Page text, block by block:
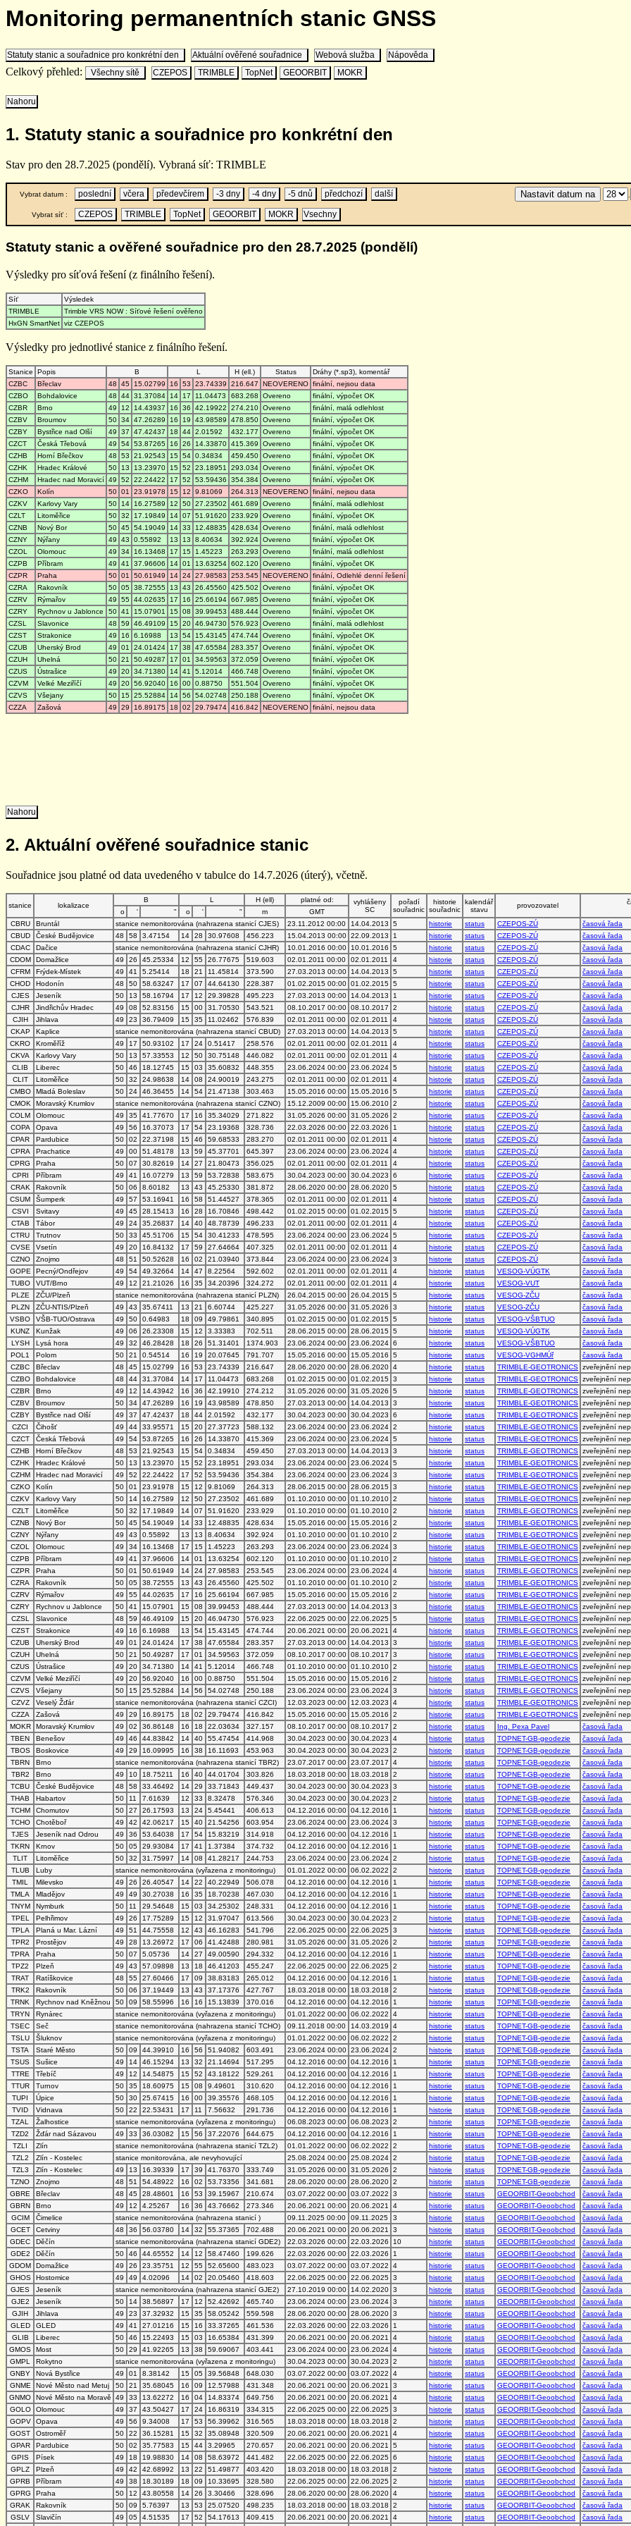
Monitoring permanentních stanic GNSS
Statuty stanic a souřadnice pro konkrétní den Aktuální ověřené souřadnice Webová služba Nápověda
Celkový přehled: Všechny sítě CZEPOS TRIMBLE TopNet GEOORBIT MOKR
Nahoru
1. Statuty stanic a souřadnice pro konkrétní den
Stav pro den 28.7.2025 (pondělí). Vybraná síť: TRIMBLE
Vybrat datum : poslední včera předevčírem -3 dny -4 dny -5 dnů předchozí další .
Vybrat síť : CZEPOS TRIMBLE TopNet GEOORBIT MOKR Vsechny
Statuty stanic a ověřené souřadnice pro den 28.7.2025 (pondělí)
Výsledky pro síťová řešení (z finálního řešení).
Síť
Výsledek
TRIMBLE
Trimble VRS NOW : Síťové řešení ověřeno
HxGN SmartNet viz CZEPOS
Výsledky pro jednotlivé stanice z finálního řešení.
Stanice Popis B L H (ell.) Status
Dráhy (*.sp3), komentář
CZBC
Břeclav 48 45 15.02799 16 53 23.74339 216.647 NEOVERENO finální, nejsou data
CZBO
Bohdalovice 48 44 31.37084 14 17 11.04473 683.268 Overeno
finální, výpočet OK
CZBR
Brno 49 12 14.43937 16 36 42.19922 274.210 Overeno
finální, malá odlehlost
CZBV
Broumov 50 34 47.26289 16 19 43.98589 478.850 Overeno
finální, výpočet OK
CZBY
Bystřice nad Olší 49 37 47.42437 18 44 2.01592 432.177 Overeno
finální, výpočet OK
CZCT
Česká Třebová 49 54 53.87265 16 26 14.33870 415.369 Overeno
finální, výpočet OK
CZHB
Horní Břečkov 48 53 21.92543 15 54 0.34834 459.450 Overeno
finální, výpočet OK
CZHK
Hradec Králové 50 13 13.23970 15 52 23.18951 293.034 Overeno
finální, výpočet OK
CZHM
Hradec nad Moravicí 49 52 22.24422 17 52 53.59436 354.384 Overeno
finální, výpočet OK
CZKO
Kolín 50 01 23.91978 15 12 9.81069 264.313 NEOVERENO finální, nejsou data
CZKV
Karlovy Vary 50 14 16.27589 12 50 27.23502 461.689 Overeno
finální, malá odlehlost
CZLT
Litoměřice 50 32 17.19849 14 07 51.91620 233.929 Overeno
finální, výpočet OK
CZNB
Nový Bor 50 45 54.19049 14 33 12.48835 428.634 Overeno
finální, malá odlehlost
CZNY
Nýřany 49 43 0.55892 13 13 8.40634 392.924 Overeno
finální, výpočet OK
CZOL
Olomouc 49 34 16.13468 17 15 1.45223 263.293 Overeno
finální, malá odlehlost
CZPB
Příbram 49 41 37.96606 14 01 13.63254 602.120 Overeno
finální, výpočet OK
CZPR
Praha 50 01 50.61949 14 24 27.98583 253.545 NEOVERENO finální, Odlehlé denní řešení
CZRA
Rakovník 50 05 38.72555 13 43 26.45560 425.502 Overeno
finální, výpočet OK
CZRV
Rýmařov 49 55 44.02635 17 16 25.66194 667.985 Overeno
finální, výpočet OK
CZRY
Rychnov u Jablonce 50 41 15.07901 15 08 39.99453 488.444 Overeno
finální, výpočet OK
CZSL
Slavonice 48 59 46.49109 15 20 46.94730 576.923 Overeno
finální, malá odlehlost
CZST
Strakonice 49 16 6.16988 13 54 15.43145 474.744 Overeno
finální, výpočet OK
CZUB
Uherský Brod 49 01 24.01424 17 38 47.65584 283.357 Overeno
finální, výpočet OK
CZUH
Uhelná 50 21 50.49287 17 01 34.59563 372.059 Overeno
finální, výpočet OK
CZUS
Ústrašice 49 20 34.71380 14 41 5.12014 466.748 Overeno
finální, výpočet OK
CZVM
Velké Meziříčí 49 20 56.92040 16 00 0.88750 551.504 Overeno
finální, výpočet OK
CZVS
Všejany 50 15 25.52884 14 56 54.02748 250.188 Overeno
finální, výpočet OK
CZZA
Zašová 49 29 16.89175 18 02 29.79474 416.842 NEOVERENO finální, nejsou data
Nahoru
2. Aktuální ověřené souřadnice stanic
Souřadnice jsou platné od data uvedeného v tabulce do 14.7.2026 (úterý), včetně.
stanice lokalizace
B L H (ell) platné od:
vyhlášeny
SC
pořadí
souřadnic
historie
souřadnic
kalendář
stavu
provozovatel
o ' " o ' " m
GMT
CBRU
Bruntál stanice nemonitorována (nahrazena stanicí CJES) 23.11.2012 00:00 14.04.2013 5 historie status CZEPOS-ZÚ
časová řada
CBUD
České Budějovice 48 58 3.47154 14 28 30.97608 456.223 15.04.2013 00:00 22.09.2013 1 historie status CZEPOS-ZÚ
časová řada
CDAC
Dačice stanice nemonitorována (nahrazena stanicí CJHR) 10.01.2016 00:00 10.01.2016 5 historie status CZEPOS-ZÚ
časová řada
CDOM
Domažlice 49 26 45.25334 12 55 26.77675 519.603 02.01.2011 00:00 02.01.2011 4 historie status CZEPOS-ZÚ
časová řada
CFRM
Frýdek-Místek 49 41 5.25414 18 21 11.45814 373.590 27.03.2013 00:00 14.04.2013 5 historie status CZEPOS-ZÚ
časová řada
CHOD
Hodonín 48 50 58.63247 17 07 44.64130 228.387 01.02.2015 00:00 01.02.2015 5 historie status CZEPOS-ZÚ
časová řada
CJES
Jeseník 50 13 58.16794 17 12 29.39828 495.223 27.03.2013 00:00 14.04.2013 1 historie status CZEPOS-ZÚ
časová řada
CJHR
Jindřichův Hradec 49 08 52.83156 15 00 31.70530 543.521 08.10.2017 00:00 08.10.2017 2 historie status CZEPOS-ZÚ
časová řada
CJIH
Jihlava 49 23 36.79409 15 35 11.02462 576.839 02.01.2011 00:00 02.01.2011 4 historie status CZEPOS-ZÚ
časová řada
CKAP
Kaplice stanice nemonitorována (nahrazena stanicí CBUD) 27.03.2013 00:00 14.04.2013 5 historie status CZEPOS-ZÚ
časová řada
CKRO
Kroměříž 49 17 50.93102 17 24 0.51417 258.576 02.01.2011 00:00 02.01.2011 4 historie status CZEPOS-ZÚ
časová řada
CKVA
Karlovy Vary 50 13 57.33553 12 50 30.75148 446.082 02.01.2011 00:00 02.01.2011 4 historie status CZEPOS-ZÚ
časová řada
CLIB
Liberec 50 46 18.12745 15 03 35.60832 448.355 23.06.2024 00:00 23.06.2024 5 historie status CZEPOS-ZÚ
časová řada
CLIT
Litoměřice 50 32 24.98638 14 08 24.90019 243.275 02.01.2011 00:00 02.01.2011 4 historie status CZEPOS-ZÚ
časová řada
CMBO
Mladá Boleslav 50 24 46.36455 14 54 21.47138 303.463 15.05.2016 00:00 15.05.2016 5 historie status CZEPOS-ZÚ
časová řada
CMOK
Moravský Krumlov stanice nemonitorována (nahrazena stanicí CZNO) 15.12.2009 00:00 15.06.2010 2 historie status CZEPOS-ZÚ
časová řada
COLM
Olomouc 49 35 41.77670 17 16 35.34029 271.822 31.05.2026 00:00 31.05.2026 2 historie status CZEPOS-ZÚ
časová řada
COPA
Opava 49 56 16.37073 17 54 23.19368 328.736 22.03.2026 00:00 22.03.2026 1 historie status CZEPOS-ZÚ
časová řada
CPAR
Pardubice 50 02 22.37198 15 46 59.68533 283.270 02.01.2011 00:00 02.01.2011 4 historie status CZEPOS-ZÚ
časová řada
CPRA
Prachatice 49 00 51.48178 13 59 45.37701 645.397 23.06.2024 00:00 23.06.2024 4 historie status CZEPOS-ZÚ
časová řada
CPRG
Praha 50 07 30.82619 14 27 21.80473 356.025 02.01.2011 00:00 02.01.2011 4 historie status CZEPOS-ZÚ
časová řada
CPRI
Příbram 49 41 16.07279 13 59 53.72838 583.675 30.04.2023 00:00 30.04.2023 6 historie status CZEPOS-ZÚ
časová řada
CRAK
Rakovník 50 06 8.60182 13 43 45.25330 381.872 28.06.2020 00:00 28.06.2020 5 historie status CZEPOS-ZÚ
časová řada
CSUM
Šumperk 49 57 53.16941 16 58 51.44527 378.365 02.01.2011 00:00 02.01.2011 4 historie status CZEPOS-ZÚ
časová řada
CSVI
Svitavy 49 45 28.15413 16 28 16.70846 498.442 01.02.2015 00:00 01.02.2015 5 historie status CZEPOS-ZÚ
časová řada
CTAB
Tábor 49 24 35.26837 14 40 48.78739 496.233 02.01.2011 00:00 02.01.2011 4 historie status CZEPOS-ZÚ
časová řada
CTRU
Trutnov 50 33 45.51706 15 54 30.41233 478.595 23.06.2024 00:00 23.06.2024 5 historie status CZEPOS-ZÚ
časová řada
CVSE
Vsetín 49 20 16.84132 17 59 27.64664 407.325 02.01.2011 00:00 02.01.2011 4 historie status CZEPOS-ZÚ
časová řada
CZNO
Znojmo 48 51 50.52628 16 02 21.03940 373.844 23.06.2024 00:00 23.06.2024 3 historie status CZEPOS-ZÚ
časová řada
GOPE
Pecný/Ondřejov 49 54 49.32664 14 47 8.22564 592.602 02.01.2011 00:00 02.01.2011 4 historie status VESOG-VÚGTK
časová řada
TUBO
VUT/Brno 49 12 21.21026 16 35 34.20396 324.272 02.01.2011 00:00 02.01.2011 4 historie status VESOG-VUT
časová řada
PLZE
ZČU/Plzeň stanice nemonitorována (nahrazena stanicí PLZN) 26.04.2015 00:00 26.04.2015 5 historie status VESOG-ZČU
časová řada
PLZN
ZČU-NTIS/Plzeň 49 43 35.67411 13 21 6.60744 425.227 31.05.2026 00:00 31.05.2026 3 historie status VESOG-ZČU
časová řada
VSBO
VŠB-TUO/Ostrava 49 50 0.64983 18 09 49.79861 340.895 01.02.2015 00:00 01.02.2015 5 historie status VESOG-VŠBTUO
časová řada
KUNZ
Kunžak 49 06 26.23308 15 12 3.33383 702.511 28.06.2015 00:00 28.06.2015 5 historie status VESOG-VÚGTK
časová řada
LYSH
Lysá hora 49 32 46.28428 18 26 51.31401 1374.903 23.06.2024 00:00 23.06.2024 6 historie status VESOG-VŠBTUO
časová řada
POL1
Polom 50 21 0.54514 16 19 20.07645 791.707 15.05.2016 00:00 15.05.2016 5 historie status VESOG-VGHMÚř
časová řada
CZBC
Břeclav 48 45 15.02799 16 53 23.74339 216.647 28.06.2020 00:00 28.06.2020 4 historie status TRIMBLE-GEOTRONICS zveřejnění
CZBO
Bohdalovice 48 44 31.37084 14 17 11.04473 683.268 01.02.2015 00:00 01.02.2015 3 historie status TRIMBLE-GEOTRONICS zveřejnění
CZBR
Brno 49 12 14.43942 16 36 42.19910 274.212 31.05.2026 00:00 31.05.2026 5 historie status TRIMBLE-GEOTRONICS zveřejnění
CZBV
Broumov 50 34 47.26289 16 19 43.98589 478.850 27.03.2013 00:00 14.04.2013 3 historie status TRIMBLE-GEOTRONICS zveřejnění
CZBY
Bystřice nad Olší 49 37 47.42437 18 44 2.01592 432.177 30.04.2023 00:00 30.04.2023 6 historie status TRIMBLE-GEOTRONICS zveřejnění
CZCI
Čihošť 49 44 33.95571 15 20 27.37723 588.132 23.06.2024 00:00 23.06.2024 2 historie status TRIMBLE-GEOTRONICS zveřejnění
CZCT
Česká Třebová 49 54 53.87265 16 26 14.33870 415.369 23.06.2024 00:00 23.06.2024 5 historie status TRIMBLE-GEOTRONICS zveřejnění
CZHB
Horní Břečkov 48 53 21.92543 15 54 0.34834 459.450 27.03.2013 00:00 14.04.2013 3 historie status TRIMBLE-GEOTRONICS zveřejnění
CZHK
Hradec Králové 50 13 13.23970 15 52 23.18951 293.034 23.06.2024 00:00 23.06.2024 5 historie status TRIMBLE-GEOTRONICS zveřejnění
CZHM
Hradec nad Moravicí 49 52 22.24422 17 52 53.59436 354.384 23.06.2024 00:00 23.06.2024 3 historie status TRIMBLE-GEOTRONICS zveřejnění
CZKO
Kolín 50 01 23.91978 15 12 9.81069 264.313 28.06.2015 00:00 28.06.2015 3 historie status TRIMBLE-GEOTRONICS zveřejnění
CZKV
Karlovy Vary 50 14 16.27589 12 50 27.23502 461.689 01.10.2010 00:00 01.10.2010 2 historie status TRIMBLE-GEOTRONICS zveřejnění
CZLT
Litoměřice 50 32 17.19849 14 07 51.91620 233.929 01.10.2010 00:00 01.10.2010 2 historie status TRIMBLE-GEOTRONICS zveřejnění
CZNB
Nový Bor 50 45 54.19049 14 33 12.48835 428.634 15.05.2016 00:00 15.05.2016 2 historie status TRIMBLE-GEOTRONICS zveřejnění
CZNY
Nýřany 49 43 0.55892 13 13 8.40634 392.924 01.10.2010 00:00 01.10.2010 2 historie status TRIMBLE-GEOTRONICS zveřejnění
CZOL
Olomouc 49 34 16.13468 17 15 1.45223 263.293 23.06.2024 00:00 23.06.2024 3 historie status TRIMBLE-GEOTRONICS zveřejnění
CZPB
Příbram 49 41 37.96606 14 01 13.63254 602.120 01.10.2010 00:00 01.10.2010 2 historie status TRIMBLE-GEOTRONICS zveřejnění
CZPR
Praha 50 01 50.61949 14 24 27.98583 253.545 23.06.2024 00:00 23.06.2024 4 historie status TRIMBLE-GEOTRONICS zveřejnění
CZRA
Rakovník 50 05 38.72555 13 43 26.45560 425.502 01.10.2010 00:00 01.10.2010 2 historie status TRIMBLE-GEOTRONICS zveřejnění
CZRV
Rýmařov 49 55 44.02635 17 16 25.66194 667.985 15.05.2016 00:00 15.05.2016 2 historie status TRIMBLE-GEOTRONICS zveřejnění
CZRY
Rychnov u Jablonce 50 41 15.07901 15 08 39.99453 488.444 27.03.2013 00:00 14.04.2013 3 historie status TRIMBLE-GEOTRONICS zveřejnění
CZSL
Slavonice 48 59 46.49109 15 20 46.94730 576.923 22.06.2025 00:00 22.06.2025 5 historie status TRIMBLE-GEOTRONICS zveřejnění
CZST
Strakonice 49 16 6.16988 13 54 15.43145 474.744 20.06.2021 00:00 20.06.2021 4 historie status TRIMBLE-GEOTRONICS zveřejnění
CZUB
Uherský Brod 49 01 24.01424 17 38 47.65584 283.357 27.03.2013 00:00 14.04.2013 3 historie status TRIMBLE-GEOTRONICS zveřejnění
CZUH
Uhelná 50 21 50.49287 17 01 34.59563 372.059 08.10.2017 00:00 08.10.2017 3 historie status TRIMBLE-GEOTRONICS zveřejnění
CZUS
Ústrašice 49 20 34.71380 14 41 5.12014 466.748 01.10.2010 00:00 01.10.2010 2 historie status TRIMBLE-GEOTRONICS zveřejnění
CZVM
Velké Meziříčí 49 20 56.92040 16 00 0.88750 551.504 15.05.2016 00:00 15.05.2016 2 historie status TRIMBLE-GEOTRONICS zveřejnění
CZVS
Všejany 50 15 25.52884 14 56 54.02748 250.188 23.06.2024 00:00 23.06.2024 3 historie status TRIMBLE-GEOTRONICS zveřejnění
CZVZ
Veselý Žďár stanice nemonitorována (nahrazena stanicí CZCI) 12.03.2023 00:00 12.03.2023 4 historie status TRIMBLE-GEOTRONICS zveřejnění
CZZA
Zašová 49 29 16.89175 18 02 29.79474 416.842 15.05.2016 00:00 15.05.2016 2 historie status TRIMBLE-GEOTRONICS zveřejnění
MOKR
Moravský Krumlov 49 02 36.86148 16 18 22.03634 327.157 08.10.2017 00:00 08.10.2017 2 historie status Ing. Pexa Pavel
časová řada
TBEN
Benešov 49 46 44.83842 14 40 55.47454 414.968 30.04.2023 00:00 30.04.2023 4 historie status TOPNET-GB-geodezie
časová řada
TBOS
Boskovice 49 29 16.09995 16 38 16.11693 453.963 30.04.2023 00:00 30.04.2023 2 historie status TOPNET-GB-geodezie
časová řada
TBRN
Brno stanice nemonitorována (nahrazena stanicí TBR2) 23.07.2017 00:00 23.07.2017 4 historie status TOPNET-GB-geodezie
časová řada
TBR2
Brno 49 10 18.75211 16 40 44.01704 303.826 18.03.2018 00:00 18.03.2018 2 historie status TOPNET-GB-geodezie
časová řada
TCBU
České Budějovice 48 58 33.46492 14 29 33.71843 449.437 30.04.2023 00:00 30.04.2023 3 historie status TOPNET-GB-geodezie
časová řada
THAB
Habartov 50 11 7.61639 12 33 8.32478 576.346 30.04.2023 00:00 30.04.2023 2 historie status TOPNET-GB-geodezie
časová řada
TCHM
Chomutov 50 27 26.17593 13 24 5.45441 406.613 04.12.2016 00:00 04.12.2016 1 historie status TOPNET-GB-geodezie
časová řada
TCHO
Chotěboř 49 42 42.06217 15 40 21.54256 603.954 23.06.2024 00:00 23.06.2024 3 historie status TOPNET-GB-geodezie
časová řada
TJES
Jeseník nad Odrou 49 36 53.64038 17 54 15.83219 314.918 04.12.2016 00:00 04.12.2016 1 historie status TOPNET-GB-geodezie
časová řada
TKRN
Krnov 50 05 29.93084 17 41 1.37384 374.732 04.12.2016 00:00 04.12.2016 1 historie status TOPNET-GB-geodezie
časová řada
TLIT
Litoměřice 50 32 31.75997 14 08 41.28217 244.753 23.06.2024 00:00 23.06.2024 2 historie status TOPNET-GB-geodezie
časová řada
TLUB
Luby stanice nemonitorována (vyřazena z monitoringu) 01.01.2022 00:00 06.02.2022 2 historie status TOPNET-GB-geodezie
časová řada
TMIL
Milevsko 49 26 26.40547 14 22 40.22949 506.078 04.12.2016 00:00 04.12.2016 1 historie status TOPNET-GB-geodezie
časová řada
TMLA
Mladějov 49 49 30.27038 16 35 18.70238 467.030 04.12.2016 00:00 04.12.2016 1 historie status TOPNET-GB-geodezie
časová řada
TNYM
Nymburk 50 11 29.54648 15 03 34.25302 248.331 04.12.2016 00:00 04.12.2016 1 historie status TOPNET-GB-geodezie
časová řada
TPEL
Pelhřimov 49 26 17.75289 15 12 31.97047 613.566 30.04.2023 00:00 30.04.2023 2 historie status TOPNET-GB-geodezie
časová řada
TPLA
Planá u Mar. Lázní 49 51 44.75558 12 43 46.16283 541.796 22.06.2025 00:00 22.06.2025 3 historie status TOPNET-GB-geodezie
časová řada
TPR2
Prostějov 49 28 13.26972 17 06 41.42488 280.981 31.05.2026 00:00 31.05.2026 2 historie status TOPNET-GB-geodezie
časová řada
TPRA
Praha 50 07 5.05736 14 27 49.00590 294.332 04.12.2016 00:00 04.12.2016 1 historie status TOPNET-GB-geodezie
časová řada
TPZ2
Plzeň 49 43 57.09898 13 18 46.41203 455.247 22.06.2025 00:00 22.06.2025 2 historie status TOPNET-GB-geodezie
časová řada
TRAT
Ratíškovice 48 55 27.60466 17 09 38.83183 265.012 04.12.2016 00:00 04.12.2016 1 historie status TOPNET-GB-geodezie
časová řada
TRK2
Rakovník 50 06 37.19449 13 43 37.17376 427.767 18.03.2018 00:00 18.03.2018 2 historie status TOPNET-GB-geodezie
časová řada
TRNK
Rychnov nad Kněžnou 50 09 58.55996 16 16 15.13839 370.016 04.12.2016 00:00 04.12.2016 1 historie status TOPNET-GB-geodezie
časová řada
TRYN
Rynárec stanice nemonitorována (vyřazena z monitoringu) 01.01.2022 00:00 06.02.2022 4 historie status TOPNET-GB-geodezie
časová řada
TSEC
Seč stanice nemonitorována (nahrazena stanicí TCHO) 09.11.2018 00:00 14.03.2019 4 historie status TOPNET-GB-geodezie
časová řada
TSLU
Šluknov stanice nemonitorována (vyřazena z monitoringu) 01.01.2022 00:00 06.02.2022 2 historie status TOPNET-GB-geodezie
časová řada
TSTA
Staré Město 50 09 44.39910 16 56 51.94082 603.491 23.06.2024 00:00 23.06.2024 2 historie status TOPNET-GB-geodezie
časová řada
TSUS
Sušice 49 14 46.15294 13 32 21.14694 517.295 04.12.2016 00:00 04.12.2016 1 historie status TOPNET-GB-geodezie
časová řada
TTRE
Třebíč 49 12 14.54875 15 52 43.18122 529.261 04.12.2016 00:00 04.12.2016 1 historie status TOPNET-GB-geodezie
časová řada
TTUR
Turnov 50 35 18.60975 15 08 9.49601 310.620 04.12.2016 00:00 04.12.2016 1 historie status TOPNET-GB-geodezie
časová řada
TUPI
Úpice 50 30 25.67415 16 00 39.35576 468.105 04.12.2016 00:00 04.12.2016 1 historie status TOPNET-GB-geodezie
časová řada
TVID
Vidnava 50 22 22.53431 17 11 7.56632 291.736 04.12.2016 00:00 04.12.2016 1 historie status TOPNET-GB-geodezie
časová řada
TZAL
Žalhostice stanice nemonitorována (vyřazena z monitoringu) 06.08.2023 00:00 06.08.2023 2 historie status TOPNET-GB-geodezie
časová řada
TZD2
Žďár nad Sázavou 49 33 36.03082 15 56 37.22076 644.675 04.12.2016 00:00 04.12.2016 1 historie status TOPNET-GB-geodezie
časová řada
TZLI
Zlín stanice nemonitorována (nahrazena stanicí TZL2) 01.01.2022 00:00 06.02.2022 2 historie status TOPNET-GB-geodezie
časová řada
TZL2
Zlín - Kostelec stanice monitorována, ale nevyhovující 25.08.2024 00:00 25.08.2024 2 historie status TOPNET-GB-geodezie
časová řada
TZL3
Zlín - Kostelec 49 13 16.39339 17 39 41.76370 333.749 31.05.2026 00:00 31.05.2026 2 historie status TOPNET-GB-geodezie
časová řada
TZNO
Znojmo 48 51 54.48922 16 02 53.73356 341.681 28.06.2020 00:00 28.06.2020 2 historie status TOPNET-GB-geodezie
časová řada
GBRE
Břeclav 48 45 28.48601 16 53 39.15967 210.674 03.07.2022 00:00 03.07.2022 3 historie status GEOORBIT-Geoobchod
časová řada
GBRN
Brno 49 12 4.25267 16 36 43.76662 273.346 20.06.2021 00:00 20.06.2021 4 historie status GEOORBIT-Geoobchod
časová řada
GCIM
Čimelice stanice nemonitorována (nahrazena stanicí ) 09.11.2025 00:00 09.11.2025 3 historie status GEOORBIT-Geoobchod
časová řada
GCET
Cetviny 48 36 56.03780 14 32 55.37365 702.488 20.06.2021 00:00 20.06.2021 3 historie status GEOORBIT-Geoobchod
časová řada
GDEC
Děčín stanice nemonitorována (nahrazena stanicí GDE2) 22.03.2026 00:00 22.03.2026 10 historie status GEOORBIT-Geoobchod
časová řada
GDE2
Děčín 50 46 44.65552 14 12 58.47460 199.626 22.03.2026 00:00 22.03.2026 1 historie status GEOORBIT-Geoobchod
časová řada
GDOM
Domažlice 49 26 23.35751 12 55 52.65600 483.023 03.07.2022 00:00 03.07.2022 4 historie status GEOORBIT-Geoobchod
časová řada
GHOS
Hostomice 49 49 4.02096 14 02 20.05460 418.603 22.06.2025 00:00 22.06.2025 3 historie status GEOORBIT-Geoobchod
časová řada
GJES
Jeseník stanice nemonitorována (nahrazena stanicí GJE2) 27.10.2019 00:00 14.02.2020 3 historie status GEOORBIT-Geoobchod
časová řada
GJE2
Jeseník 50 14 38.56897 17 12 52.42692 465.740 23.06.2024 00:00 23.06.2024 3 historie status GEOORBIT-Geoobchod
časová řada
GJIH
Jihlava 49 23 37.32932 15 35 58.05242 559.598 28.06.2020 00:00 28.06.2020 3 historie status GEOORBIT-Geoobchod
časová řada
GLED
GLED 49 41 27.01216 15 16 33.37265 461.536 22.03.2026 00:00 22.03.2026 1 historie status GEOORBIT-Geoobchod
časová řada
GLIB
Liberec 50 46 15.22493 15 03 16.65384 431.399 20.06.2021 00:00 20.06.2021 4 historie status GEOORBIT-Geoobchod
časová řada
GMOS
Most 50 29 41.92265 13 38 59.69067 403.441 23.06.2024 00:00 23.06.2024 4 historie status GEOORBIT-Geoobchod
časová řada
GMPL
Rokytno stanice nemonitorována (vyřazena z monitoringu) 30.04.2023 00:00 30.04.2023 2 historie status GEOORBIT-Geoobchod
časová řada
GNBY
Nová Bystřice 49 01 8.38142 15 05 39.56848 648.030 03.07.2022 00:00 03.07.2022 4 historie status GEOORBIT-Geoobchod
časová řada
GNME
Nové Město nad Metuj 50 21 35.68045 16 09 12.57988 431.348 20.06.2021 00:00 20.06.2021 3 historie status GEOORBIT-Geoobchod
časová řada
GNMO
Nové Město na Moravě 49 33 13.62272 16 04 14.83374 649.756 20.06.2021 00:00 20.06.2021 4 historie status GEOORBIT-Geoobchod
časová řada
GOLO
Olomouc 49 37 43.50427 17 24 16.86319 334.315 22.06.2025 00:00 22.06.2025 3 historie status GEOORBIT-Geoobchod
časová řada
GOPV
Opava 49 56 9.34008 17 53 56.39962 316.565 18.03.2018 00:00 18.03.2018 2 historie status GEOORBIT-Geoobchod
časová řada
GOST
Ostroměř 50 22 36.15281 15 32 35.08948 320.509 20.06.2021 00:00 20.06.2021 4 historie status GEOORBIT-Geoobchod
časová řada
GPAR
Pardubice 50 02 35.77583 15 44 3.29965 270.657 20.06.2021 00:00 20.06.2021 5 historie status GEOORBIT-Geoobchod
časová řada
GPIS
Písek 49 18 19.98830 14 08 58.63972 441.482 22.06.2025 00:00 22.06.2025 6 historie status GEOORBIT-Geoobchod
časová řada
GPLZ
Plzeň 49 42 42.68992 13 22 51.49877 403.420 18.03.2018 00:00 18.03.2018 2 historie status GEOORBIT-Geoobchod
časová řada
GPRB
Příbram 49 38 18.30189 18 09 10.33695 328.580 22.06.2025 00:00 22.06.2025 2 historie status GEOORBIT-Geoobchod
časová řada
GPRG
Praha 50 12 43.80558 14 26 3.30466 328.696 28.06.2020 00:00 28.06.2020 4 historie status GEOORBIT-Geoobchod
časová řada
GRAK
Rakovník 50 09 5.76397 13 53 25.07520 498.235 18.03.2018 00:00 18.03.2018 2 historie status GEOORBIT-Geoobchod
časová řada
GSLV
Slavičín 49 05 4.51535 17 52 54.17613 409.415 20.06.2021 00:00 20.06.2021 4 historie status GEOORBIT-Geoobchod
časová řada